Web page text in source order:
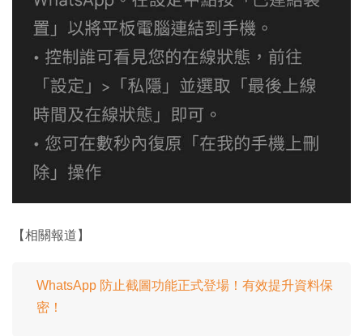
【相關報道】
WhatsApp 防止截圖功能正式登場！有效提升資料保
密！